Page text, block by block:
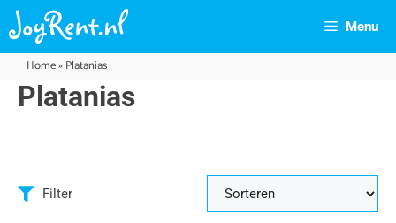
Menu
Home»Platanias
Platanias
Filter